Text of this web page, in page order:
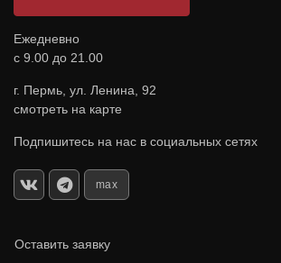
Ежедневно
с 9.00 до 21.00
г. Пермь, ул. Ленина, 92
смотреть на карте
Подпишитесь на нас в социальных сетях
max
Оставить заявку